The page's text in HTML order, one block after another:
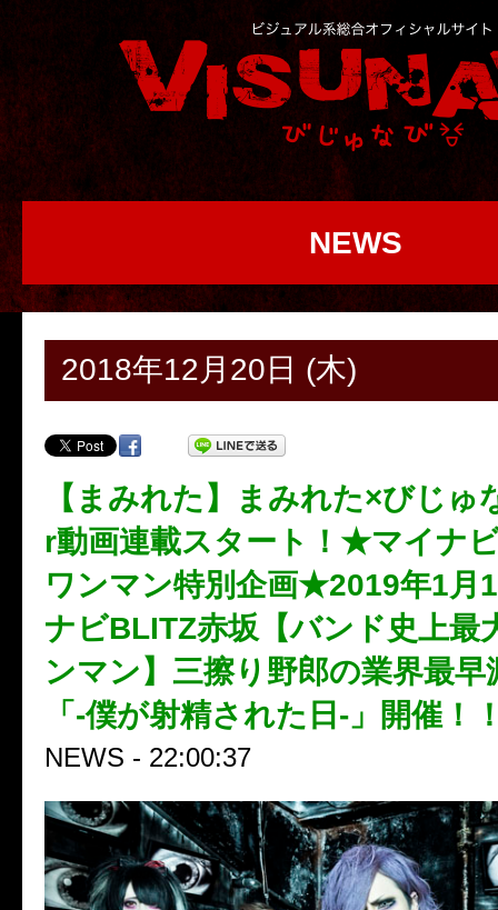
NEWS
2018年12月20日 (木)
【まみれた】まみれた×びじ
r動画連載スタート！★マイナ
ワンマン特別企画★2019年1月
ナビBLITZ赤坂【バンド史上最
ンマン】三擦り野郎の業界最早
「-僕が射精された日-」開催！
NEWS - 22:00:37